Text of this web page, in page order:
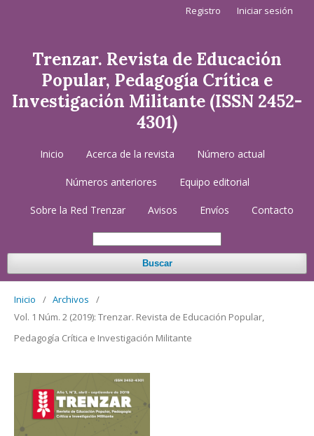
Trenzar. Revista de Educación
Popular, Pedagogía Crítica e
Investigación Militante (ISSN 2452-
4301)
Inicio Acerca de la revista Número actual
Números anteriores Equipo editorial
Sobre la Red Trenzar Avisos Envíos Contacto
Buscar
Registro Iniciar sesión
Inicio / Archivos
/
Vol. 1 Núm. 2 (2019): Trenzar. Revista de Educación Popular,
Pedagogía Crítica e Investigación Militante